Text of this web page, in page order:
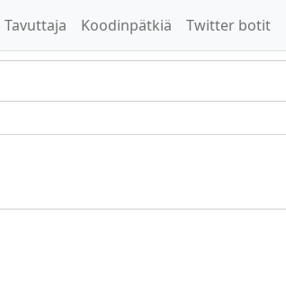
Tavuttaja Koodinpätkiä Twitter botit